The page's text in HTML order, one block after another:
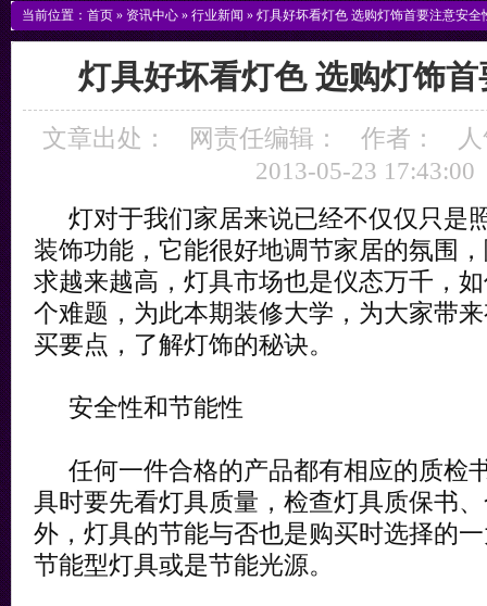
当前位置： 首页 » 资讯中心 » 行业新闻 » 灯具好坏看灯色 选购灯饰首要注意安全
灯具好坏看灯色 选购灯饰
文章出处： 网责任编辑： 作者：
2013-05-23 17:43:00
灯对于我们家居来说已经不仅仅只是
装饰功能，它能很好地调节家居的氛围
求越来越高，灯具市场也是仪态万千，
个难题，为此本期装修大学，为大家带
买要点，了解灯饰的秘诀。
安全性和节能性
任何一件合格的产品都有相应的质检
具时要先看灯具质量，检查灯具质保书
外，灯具的节能与否也是购买时选择的
节能型灯具或是节能光源。